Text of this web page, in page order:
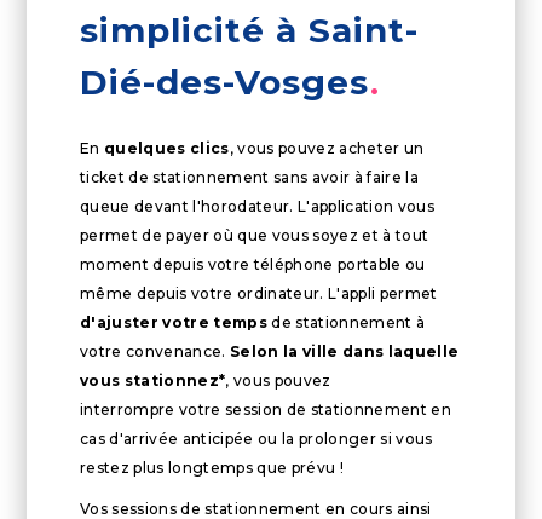
simplicité à Saint-
Dié-des-Vosges
En quelques clics, vous pouvez acheter un
ticket de stationnement sans avoir à faire la
queue devant l'horodateur. L'application vous
permet de payer où que vous soyez et à tout
moment depuis votre téléphone portable ou
même depuis votre ordinateur. L'appli permet
d'ajuster votre tempsde stationnement à
votre convenance. Selon la ville dans laquelle
vous stationnez*, vous pouvez
interrompre votre session de stationnement en
cas d'arrivée anticipée ou la prolonger si vous
restez plus longtemps que prévu !
Vos sessions de stationnement en cours ainsi